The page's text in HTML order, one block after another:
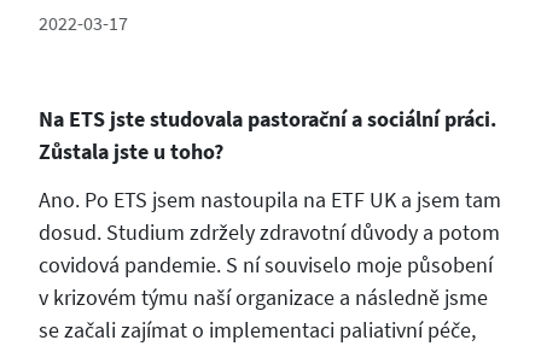
2022-03-17
Na ETS jste studovala pastorační a sociální práci.
Zůstala jste u toho?
Ano. Po ETS jsem nastoupila na ETF UK a jsem tam
dosud. Studium zdržely zdravotní důvody a potom
covidová pandemie. S ní souviselo moje působení
v krizovém týmu naší organizace a následně jsme
se začali zajímat o implementaci paliativní péče,